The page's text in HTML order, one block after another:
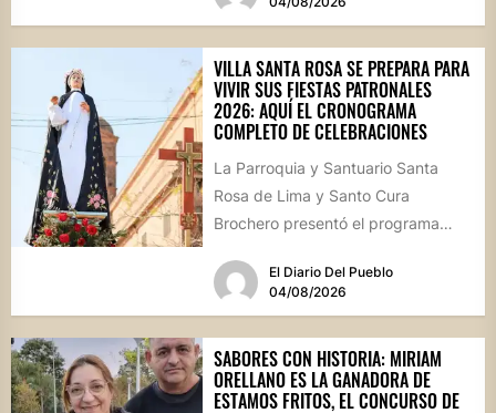
VILLA SANTA ROSA SE PREPARA PARA
VIVIR SUS FIESTAS PATRONALES
2026: AQUÍ EL CRONOGRAMA
COMPLETO DE CELEBRACIONES
La Parroquia y Santuario Santa
Rosa de Lima y Santo Cura
Brochero presentó el programa
El Diario Del Pueblo
04/08/2026
SABORES CON HISTORIA: MIRIAM
ORELLANO ES LA GANADORA DE
ESTAMOS FRITOS, EL CONCURSO DE